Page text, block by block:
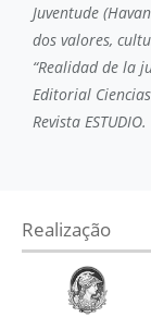
Juventude
dos valores,
“Realidad de la
Editorial
Revista ESTUDIO.
Realização